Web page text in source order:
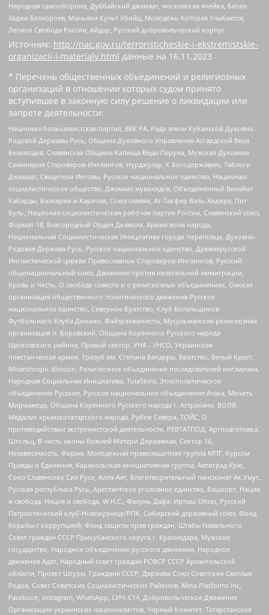
Народная самооборона, Дуббайский джамаат, московская ячейка, Батал-
Хаджи Белхороев, Маньяки Культ Убийц, Молодёжь Которая Улыбается,
Легион Свобода России, Айдар, Русский добровольческий корпус
Источник: http://nac.gov.ru/terroristicheskie-i-ekstremistskie-
organizacii-i-materialy.html данные на 16.11.2023
* Перечень общественных объединений и религиозных
организаций в отношении которых судом принято
вступившее в законную силу решение о ликвидации или
запрете деятельности:
Национал-большевистская партия, ВЕК РА, Рада земли Кубанской Духовно
Родовой Державы Русь, Община Духовного Управления Асгардской Веси
Беловодья, Славянская Община Капища Веды Перуна, Мужская Духовная
Семинария Староверов-Инглингов, Нурджулар, К Богодержавию, Таблиги
Джамаат, Свидетели Иеговы, Русское национальное единство, Национал-
социалистическое общество, Джамаат мувахидов, Объединенный Вилайат
Кабарды, Балкарии и Карачая, Союз славян, Ат-Такфир Валь-Хиджра, Пит
Буль, Национал-социалистическая рабочая партия России, Славянский союз,
Формат-18, Благородный Орден Дьявола, Армия воли народа,
Национальная Социалистическая Инициатива города Череповца, Духовно-
Родовая Держава Русь, Русское национальное единство, Древнерусской
Инглистической церкви Православных Староверов-Инглингов, Русский
общенациональный союз, Движение против нелегальной иммиграции,
Кровь и Честь, О свободе совести и о религиозных объединениях, Омская
организация общественного политического движения Русское
национальное единство, Северное Братство, Клуб Болельщиков
Футбольного Клуба Динамо, Файзрахманисты, Мусульманская религиозная
организация п. Боровский, Община Коренного Русского народа
Щелковского района, Правый сектор, УНА - УНСО, Украинская
повстанческая армия, Тризуб им. Степана Бандеры, Братство, Белый Крест,
Misanthropic division, Религиозное объединение последователей инглиизма,
Народная Социальная Инициатива, TulaSkins, Этнополитическое
объединение Русские, Русское национальное объединение Атака, Мечеть
Мирмамеда, Община Коренного Русского народа г. Астрахани, ВОЛЯ,
Меджлис крымскотатарского народа, Рубеж Севера, ТОЙС, О
противодействии экстремистской деятельности, РЕВТАТПОД, Артподготовка,
Штольц, В честь иконы Божией Матери Державная, Сектор 16,
Независимость, Фирма, Молодежная правозащитная группа МПГ, Курсом
Правды и Единения, Каракольская инициативная группа, Автоград Крю,
Союз Славянских Сил Руси, Алля-Аят, Благотворительный пансионат Ак Умут,
Русская республика Русь, Арестантское уголовное единство, Башкорт, Нация
и свобода, Нация и свобода, W.H.С., Фалунь Дафа, Иртыш Ultras, Русский
Патриотический клуб-Новокузнецк/РПК, Сибирский державный союз, Фонд
борьбы с коррупцией, Фонд защиты прав граждан, Штабы Навального,
Совет граждан СССР Прикубанского округа г. Краснодара, Мужское
государство, Народное объединение русского движения, Народное
движение Адат, Народный совет граждан РСФСР СССР Архангельской
области, Проект Штурм, Граждане СССР, Держава Союз Советских Светлых
Родов, Совет Советских Социалистических Районов, Meta Platforms Inc,
Facebook, Instagram, WhatsApp, СИЧ-С14, Добровольческое Движение
Организации украинских националистов, Черный Комитет, Татарстанское